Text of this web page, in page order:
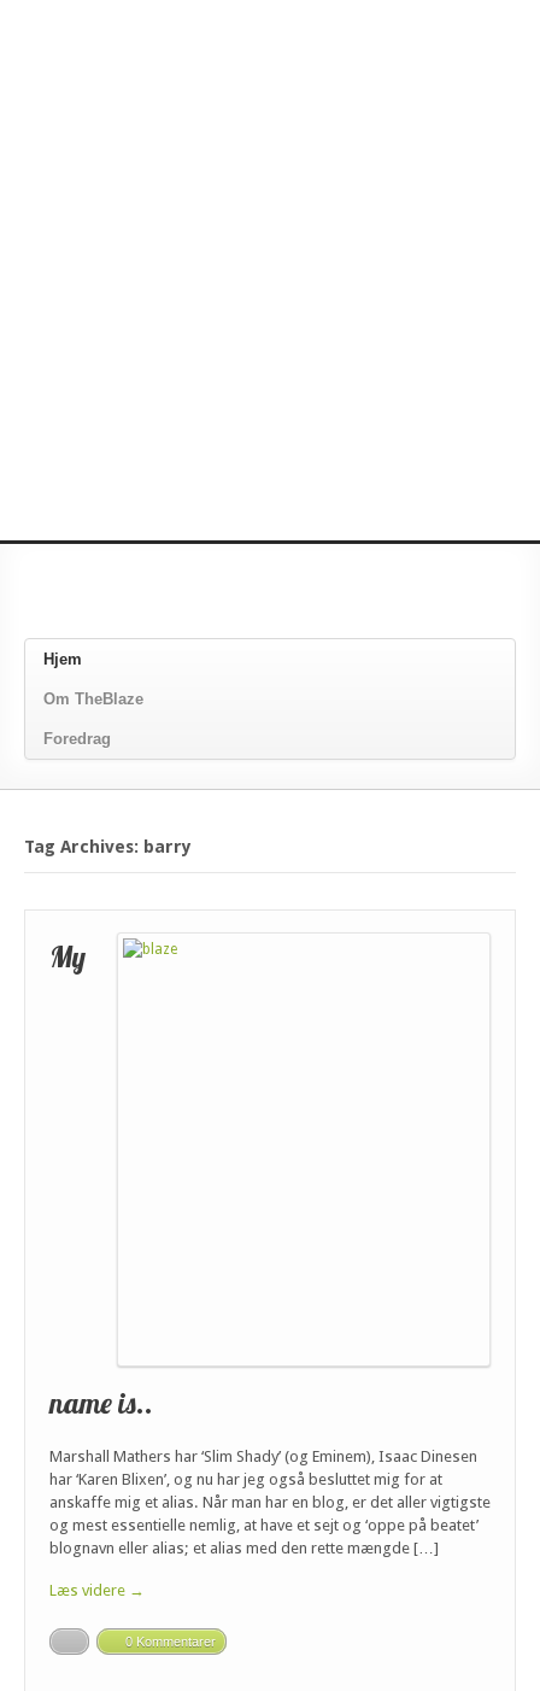
Hjem
Om TheBlaze
Foredrag
Tag Archives: barry
My
name is..
Marshall Mathers har ‘Slim Shady’ (og Eminem), Isaac Dinesen
har ‘Karen Blixen’, og nu har jeg også besluttet mig for at
anskaffe mig et alias. Når man har en blog, er det aller vigtigste
og mest essentielle nemlig, at have et sejt og ‘oppe på beatet’
blognavn eller alias; et alias med den rette mængde […]
Læs videre →
0 Kommentarer